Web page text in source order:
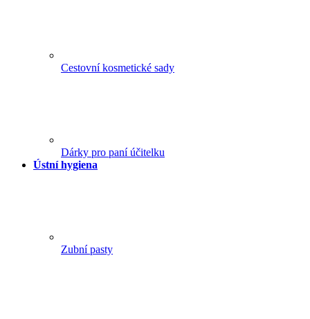
Cestovní kosmetické sady
Dárky pro paní účitelku
Ústní hygiena
Zubní pasty